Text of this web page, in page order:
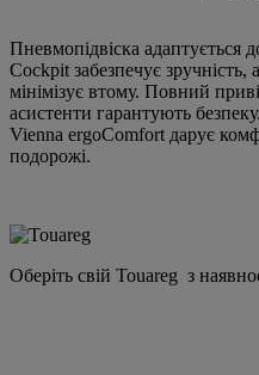
Пневмопідвіска адаптується
Cockpit забезпечує
мінімізує втому. Повний
асистенти гарантують
Vienna ergoComfort дарує
подорожі.
Оберіть свій Touareg з